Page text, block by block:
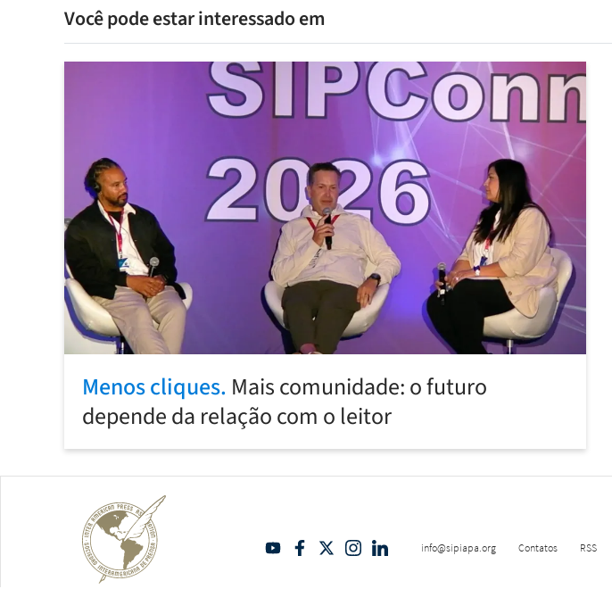
Você pode estar interessado em
Menos cliques. Mais comunidade: o futuro
depende da relação com o leitor
info@sipiapa.org Contatos RSS